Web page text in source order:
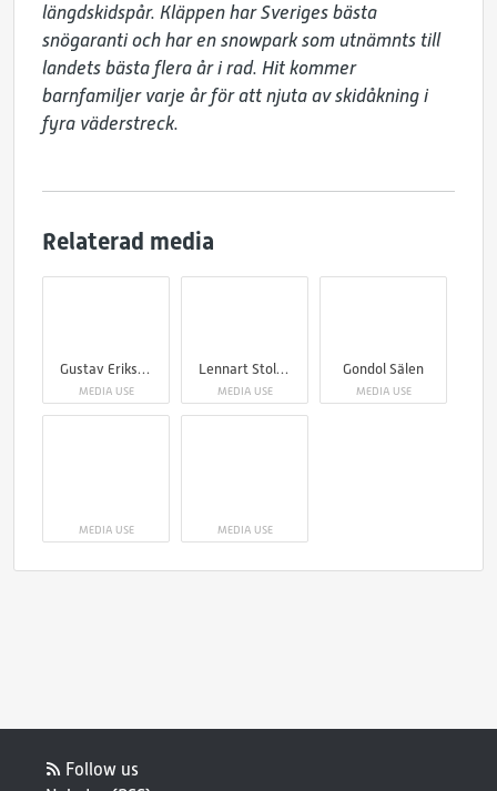
längdskidspår. Kläppen har Sveriges bästa
snögaranti och har en snowpark som utnämnts till
landets bästa flera år i rad. Hit kommer
barnfamiljer varje år för att njuta av skidåkning i
fyra väderstreck.
Relaterad media
Gustav Eriksson, VD på Kläppen Ski Resort
MEDIA USE
Lennart Stolpe, Marknadschef på Kläppen Ski Resort
MEDIA USE
Gondol Sälen
MEDIA USE
MEDIA USE MEDIA USE
Follow us